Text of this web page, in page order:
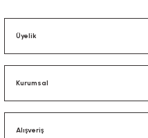
Üyelik
Kurumsal
Alışveriş